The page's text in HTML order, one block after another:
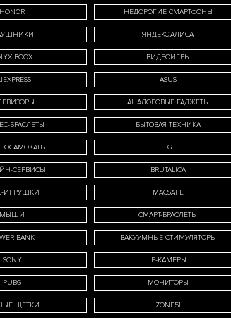
HONOR НЕДОРОГИЕ СМАРТФОНЫ
ЯНДЕКС.АЛИСА
BOOX ВИДЕОИГРЫ
ASUS
АНАЛОГОВЫЕ ГАДЖЕТЫ
БРАСЛЕТЫ БЫТОВАЯ ТЕХНИКА
LG
СЕРВИСЫ BRUTALICA
ИГРУШКИ MAGSAFE
МЫШИ СМАРТ-БРАСЛЕТЫ
BANK ВАКУУМНЫЕ СТИМУЛЯТОРЫ
SONY IP-КАМЕРЫ
PUBG МОНИТОРЫ
ЩЁТКИ ZONE51
моих
с